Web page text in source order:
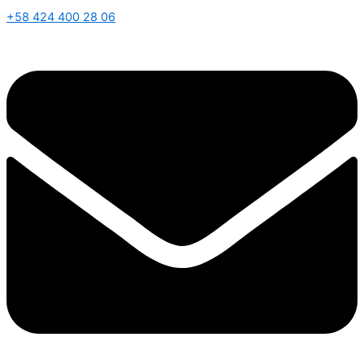
+58 424 400 28 06